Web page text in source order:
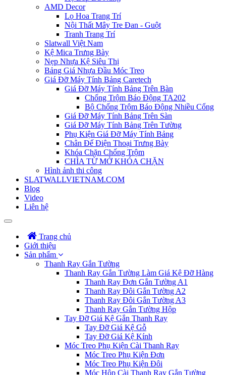
AMD Decor
Lọ Hoa Trang Trí
Nội Thất Mây Tre Đan - Guột
Tranh Trang Trí
Slatwall Việt Nam
Kệ Mica Trưng Bày
Nẹp Nhựa Kệ Siêu Thị
Bảng Giá Nhựa Đầu Móc Treo
Giá Đỡ Máy Tính Bảng Caretech
Giá Đỡ Máy Tính Bảng Trên Bàn
Chống Trộm Báo Động TA202
Bộ Chống Trộm Báo Động Nhiều Cổng
Giá Đỡ Máy Tính Bảng Trên Sàn
Giá Đỡ Máy Tính Bảng Trên Tường
Phụ Kiện Giá Đỡ Máy Tính Bảng
Chân Đế Điện Thoại Trưng Bày
Khóa Chặn Chống Trộm
CHÌA TỪ MỞ KHÓA CHẶN
Hình ảnh thi công
SLATWALLVIETNAM.COM
Blog
Video
Liên hệ
Trang chủ
Giới thiệu
Sản phẩm
Thanh Ray Gắn Tường
Thanh Ray Gắn Tường Làm Giá Kệ Đỡ Hàng
Thanh Ray Đơn Gắn Tường A1
Thanh Ray Đôi Gắn Tường A2
Thanh Ray Đôi Gắn Tường A3
Thanh Ray Gắn Tường Hộp
Tay Đỡ Giá Kệ Gắn Thanh Ray
Tay Đỡ Giá Kệ Gỗ
Tay Đỡ Giá Kệ Kính
Móc Treo Phụ Kiện Cài Thanh Ray
Móc Treo Phụ Kiện Đơn
Móc Treo Phụ Kiện Đôi
Móc Hộp Cài Thanh Ray Gắn Tường